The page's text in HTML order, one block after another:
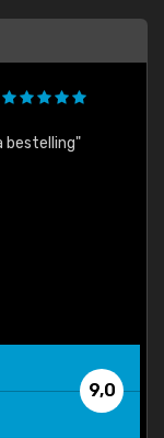
bestelling"
9,0